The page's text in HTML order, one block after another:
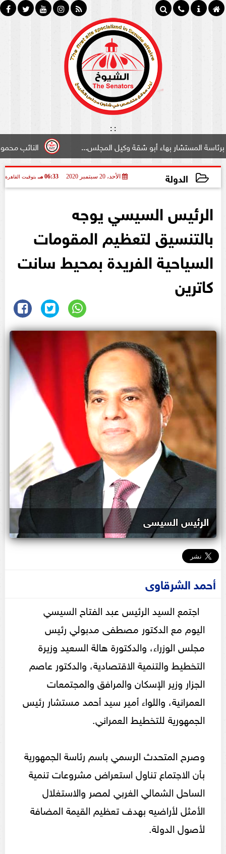
:
:
النائب محمود سامي
بهاء أبو شقة وكيل المجلس...
الدولة الأحد، 20 سبتمبر 2020 06:33 مـ بتوقيت القاهرة
الرئيس السيسي يوجه
بالتنسيق لتعظيم المقومات
السياحية الفريدة بمحيط سانت
كاترين
الرئيس السيسى
أحمد الشرقاوى
اجتمع السيد الرئيس عبد الفتاح السيسي
اليوم مع الدكتور مصطفى مدبولي رئيس
مجلس الوزراء، والدكتورة هالة السعيد وزيرة
التخطيط والتنمية الاقتصادية، والدكتور عاصم
الجزار وزير الإسكان والمرافق والمجتمعات
العمرانية، واللواء أمير سيد أحمد مستشار رئيس
الجمهورية للتخطيط العمراني.
وصرح المتحدث الرسمي باسم رئاسة الجمهورية
بأن الاجتماع تناول استعراض مشروعات تنمية
الساحل الشمالي الغربي لمصر والاستغلال
الأمثل لأراضيه بهدف تعظيم القيمة المضافة
لأصول الدولة.